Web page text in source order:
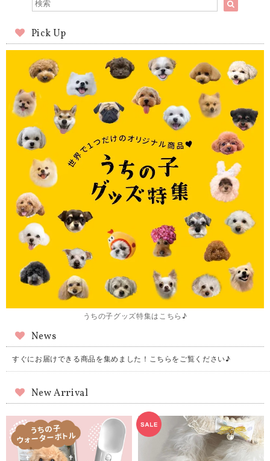
Pick Up
うちの子グッズ特集はこちら♪
News
すぐにお届けできる商品を集めました！こちらをご覧ください♪
New Arrival